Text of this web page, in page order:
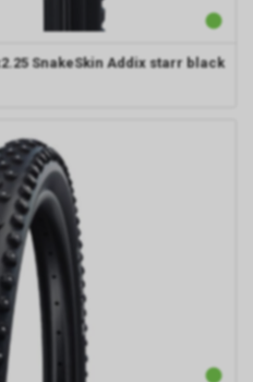
SnakeSkin Addix starr black